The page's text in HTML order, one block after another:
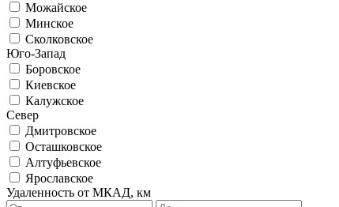
Можайское
Минское
Сколковское
Юго-Запад
Боровское
Киевское
Калужское
Север
Дмитровское
Осташковское
Алтуфьевское
Ярославское
Удаленность от МКАД, км